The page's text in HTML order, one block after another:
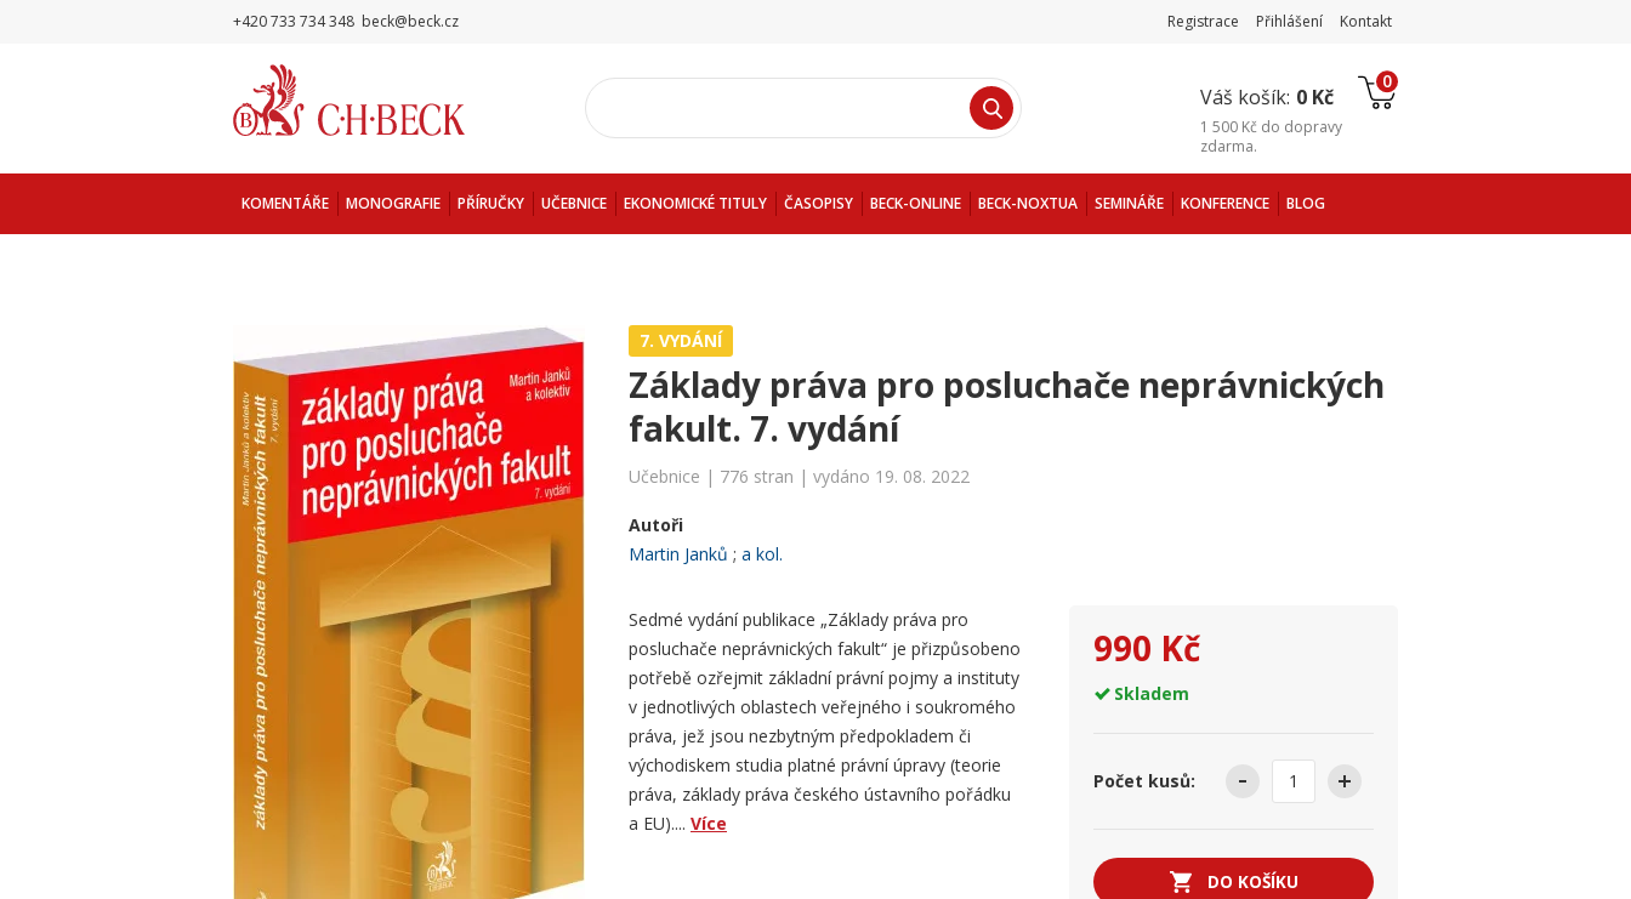
+420 733 734 348 beck@beck.cz Registrace Přihlášení Kontakt
Váš košík: 0 Kč
0
1 500 Kč do dopravy
zdarma.
KOMENTÁŘE MONOGRAFIE PŘÍRUČKY UČEBNICE EKONOMICKÉ TITULY ČASOPISY BECK-ONLINE BECK-NOXTUA SEMINÁŘE KONFERENCE BLOG
7. VYDÁNÍ
Základy práva pro posluchače neprávnických
fakult. 7. vydání
Učebnice | 776 stran | vydáno 19. 08. 2022
Autoři
Martin Janků
a kol.
990 Kč
Skladem
Počet kusů:
DO KOŠÍKU
Sedmé vydání publikace „Základy práva pro
posluchače neprávnických fakult“ je přizpůsobeno
potřebě ozřejmit základní právní pojmy a instituty
v jednotlivých oblastech veřejného i soukromého
práva, jež jsou nezbytným předpokladem či
východiskem studia platné právní úpravy (teorie
práva, základy práva českého ústavního pořádku
a EU).... Více